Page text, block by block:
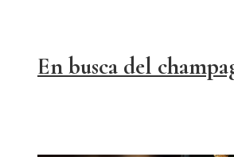
En busca del